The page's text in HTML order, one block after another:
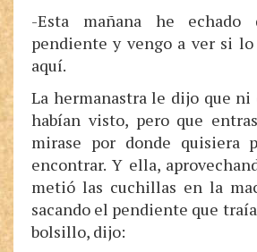
-Esta mañana he
pendiente y vengo a ver si
aquí.
La hermanastra le dijo que
habían visto, pero que
mirase por donde quisiera
encontrar. Y ella,
metió las cuchillas en la
sacando el pendiente que
bolsillo, dijo: